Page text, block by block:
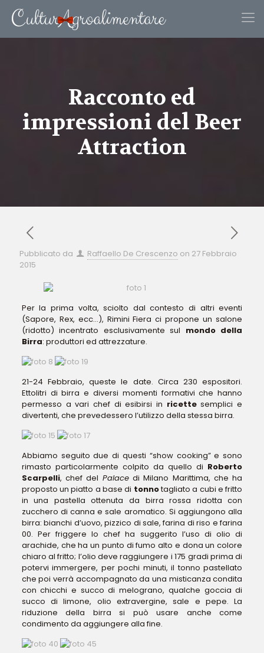
Racconto ed
impressioni del Beer
Attraction
Pubblicato da Raffaello De Crescenzo on 27 Febbraio
2015
Per la prima volta, sciolto dal contesto di altri eventi
(Sapore, Rex, ecc…), Rimini Fiera ci propone un salone
(ridotto) incentrato esclusivamente sul mondo della
Birra: produttori ed attrezzature.
21-24 Febbraio, queste le date. Circa 230 espositori.
Ettolitri di birra e diversi momenti formativi che hanno
permesso a vari chef di esibirsi in ricettesemplici e
divertenti, che prevedessero l’utilizzo della stessa birra.
Abbiamo seguito due di questi “show cooking” e sono
rimasto particolarmente colpito da quello di Roberto
Scarpelli, chef del Palacedi Milano Marittima, che ha
proposto un piatto a base di tonnotagliato a cubi e fritto
in una pastella ottenuta da birra rossa ridotta con
zucchero di canna e sale aromatico. Si aggiungono alla
birra: bianchi d’uovo, pizzico di sale, farina di riso e farina
00. Per friggere lo chef ha suggerito l’uso di olio di
arachide, che ha un punto di fumo alto e dona un colore
chiaro al fritto; l’olio deve raggiungere i 175 gradi prima di
potervi immergere, per pochi minuti, il tonno pastellato
che poi verrà accompagnato da una misticanza condita
con chicchi e succo di melograno, qualche goccia di
succo di limone, olio extravergine, sale e pepe. La
riduzione della birra si può usare anche come
condimento da aggiungere alla fine.